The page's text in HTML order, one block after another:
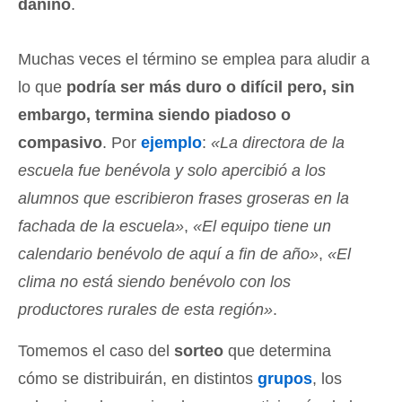
dañino.
Muchas veces el término se emplea para aludir a
lo que podría ser más duro o difícil pero, sin
embargo, termina siendo piadoso o
compasivo. Por ejemplo: «La directora de la
escuela fue benévola y solo apercibió a los
alumnos que escribieron frases groseras en la
fachada de la escuela», «El equipo tiene un
calendario benévolo de aquí a fin de año», «El
clima no está siendo benévolo con los
productores rurales de esta región».
Tomemos el caso del sorteo que determina
cómo se distribuirán, en distintos grupos, los